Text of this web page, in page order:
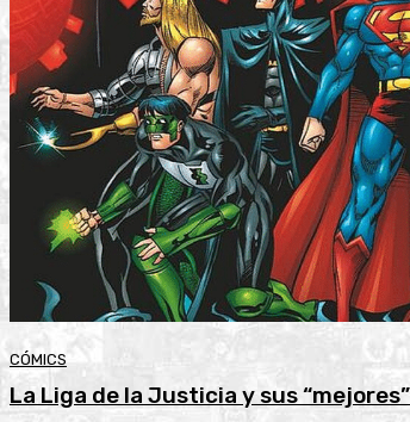
CÓMICS
La Liga de la Justicia y sus